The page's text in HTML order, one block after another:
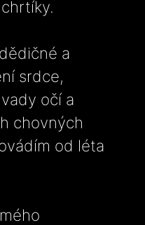
a
srdce,
očí a
chovných
od léta